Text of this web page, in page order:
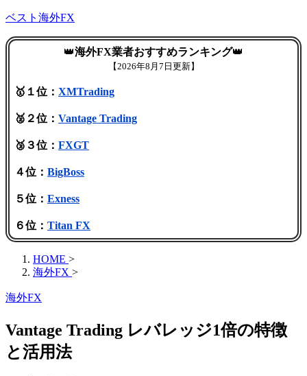
ベスト海外FX
👑海外FX業者おすすめランキング👑
【2026年8月7日更新】
🥇１位： XMTrading
🥈２位： Vantage Trading
🥉３位： FXGT
４位： BigBoss
５位： Exness
６位： Titan FX
HOME >
海外FX >
海外FX
Vantage Trading レバレッジ1倍の特徴
と活用法